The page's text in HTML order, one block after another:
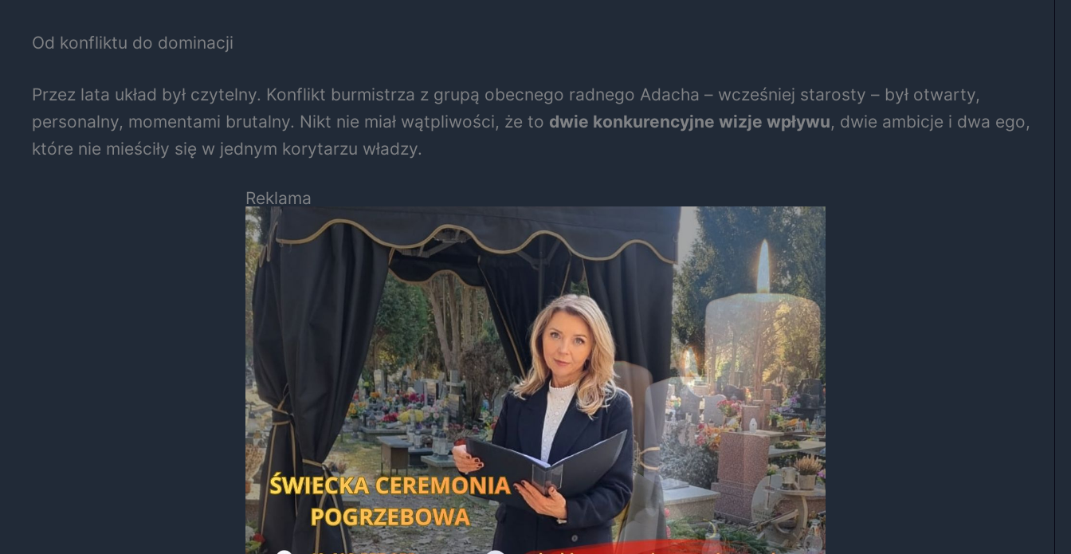
Od konfliktu do dominacji
Przez lata układ był czytelny. Konflikt burmistrza z grupą obecnego radnego Adacha – wcześniej starosty – był otwarty,
personalny, momentami brutalny. Nikt nie miał wątpliwości, że to dwie konkurencyjne wizje wpływu, dwie ambicje i dwa ego,
które nie mieściły się w jednym korytarzu władzy.
Reklama